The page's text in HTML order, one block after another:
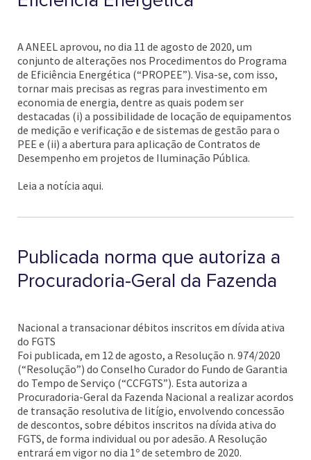
A ANEEL aprovou, no dia 11 de agosto de 2020, um
conjunto de alterações nos Procedimentos do Programa
de Eficiência Energética (“PROPEE”). Visa-se, com isso,
tornar mais precisas as regras para investimento em
economia de energia, dentre as quais podem ser
destacadas (i) a possibilidade de locação de equipamentos
de medição e verificação e de sistemas de gestão para o
PEE e (ii) a abertura para aplicação de Contratos de
Desempenho em projetos de Iluminação Pública.
Leia a notícia aqui.
Publicada norma que autoriza a
Procuradoria-Geral da Fazenda
Nacional a transacionar débitos inscritos em dívida ativa
do FGTS
Foi publicada, em 12 de agosto, a Resolução n. 974/2020
(“Resolução”) do Conselho Curador do Fundo de Garantia
do Tempo de Serviço (“CCFGTS”). Esta autoriza a
Procuradoria-Geral da Fazenda Nacional a realizar acordos
de transação resolutiva de litígio, envolvendo concessão
de descontos, sobre débitos inscritos na dívida ativa do
FGTS, de forma individual ou por adesão. A Resolução
entrará em vigor no dia 1º de setembro de 2020.